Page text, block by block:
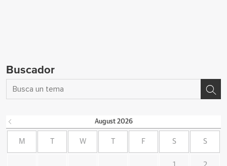
Buscador
August 2026
M W F S S